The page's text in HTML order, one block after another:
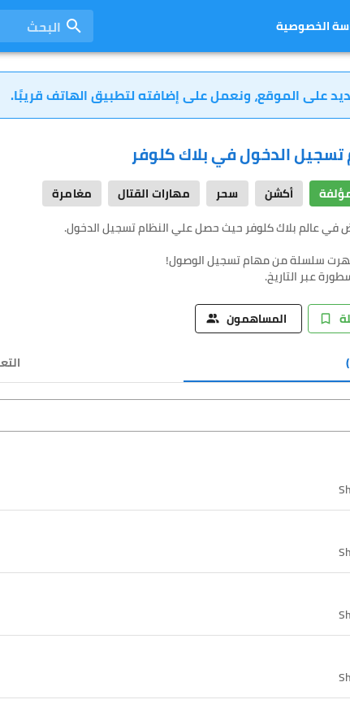
الخصوصية البحث
على الموقع، ونعمل على إضافته لتطبيق الهاتف قريبًا.
تسجيل الدخول في بلاك كلوفر
أكشن سحر مهارات القتال
مغامرة
عبر التاريخ.
المساهمون